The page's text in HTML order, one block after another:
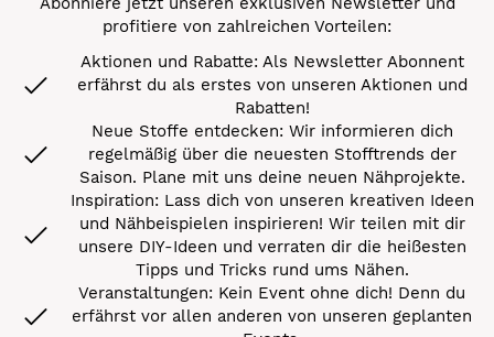
profitiere von zahlreichen Vorteilen:
Aktionen und Rabatte: Als Newsletter Abonnent
erfährst du als erstes von unseren Aktionen und
Rabatten!
Neue Stoffe entdecken: Wir informieren dich
regelmäßig über die neuesten Stofftrends der
Saison. Plane mit uns deine neuen Nähprojekte.
Inspiration: Lass dich von unseren kreativen Ideen
und Nähbeispielen inspirieren! Wir teilen mit dir
unsere DIY-Ideen und verraten dir die heißesten
Tipps und Tricks rund ums Nähen.
Veranstaltungen: Kein Event ohne dich! Denn du
erfährst vor allen anderen von unseren geplanten